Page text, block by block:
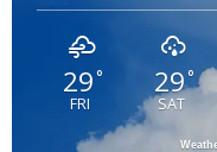
29°
FRI
29°
SAT